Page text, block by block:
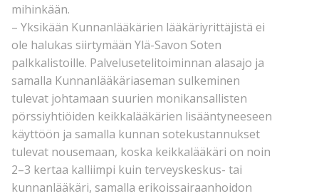
mihinkään.
– Yksikään Kunnanlääkärien lääkäriyrittäjistä ei
ole halukas siirtymään Ylä-Savon Soten
palkkalistoille. Palvelusetelitoiminnan alasajo ja
samalla Kunnanlääkäriaseman sulkeminen
tulevat johtamaan suurien monikansallisten
pörssiyhtiöiden keikkalääkärien lisääntyneeseen
käyttöön ja samalla kunnan sotekustannukset
tulevat nousemaan, koska keikkalääkäri on noin
2–3 kertaa kalliimpi kuin terveyskeskus- tai
kunnanlääkäri, samalla erikoissairaanhoidon